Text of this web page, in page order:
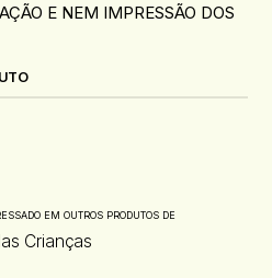
E NEM IMPRESSÃO DOS
EM OUTROS PRODUTOS DE
Crianças